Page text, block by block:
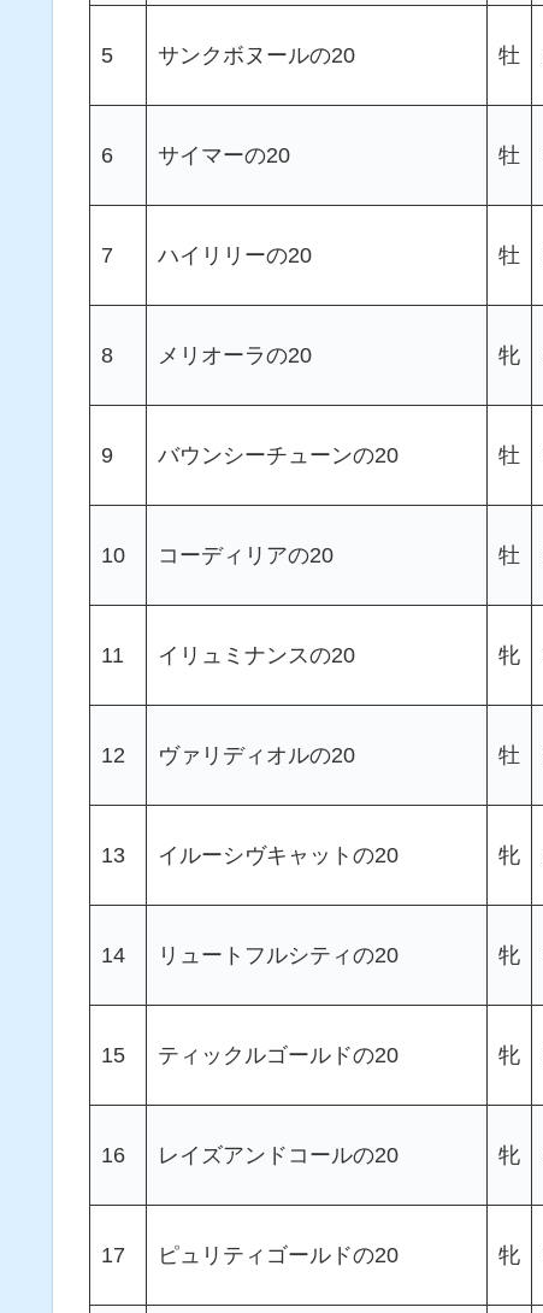
5 サンクボヌールの20 牡
6 サイマーの20 牡
7 ハイリリーの20 牡
8 メリオーラの20 牝
9 バウンシーチューンの20 牡
10 コーディリアの20 牡
11 イリュミナンスの20 牝
12 ヴァリディオルの20 牡
13 イルーシヴキャットの20 牝
14 リュートフルシティの20 牝
15 ティックルゴールドの20 牝
16 レイズアンドコールの20 牝
17 ピュリティゴールドの20 牝